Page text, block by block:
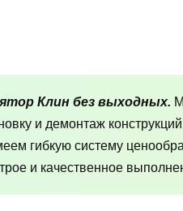
Клин без выходных.
и демонтаж
гибкую систему
и качественное